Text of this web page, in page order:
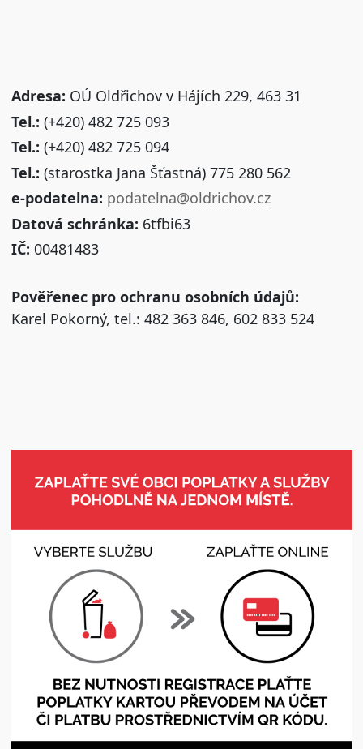
Adresa: OÚ Oldřichov v Hájích 229, 463 31
Tel.: (+420) 482 725 093
Tel.: (+420) 482 725 094
Tel.: (starostka Jana Šťastná) 775 280 562
e-podatelna: podatelna@oldrichov.cz
Datová schránka: 6tfbi63
IČ: 00481483
Pověřenec pro ochranu osobních údajů:
Karel Pokorný, tel.: 482 363 846, 602 833 524